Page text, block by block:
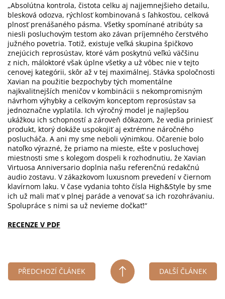
„Absolútna kontrola, čistota celku aj najjemnejšieho detailu,
blesková odozva, rýchlosť kombinovaná s ľahkosťou, celková
plnosť prenášaného pásma. Všetky spomínané atribúty sa
niesli posluchovým testom ako závan príjemného čerstvého
južného povetria. Totiž, existuje veľká skupina špičkovo
znejúcich reprosústav, ktoré vám poskytnú veľkú väčšinu
z nich, máloktoré však úplne všetky a už vôbec nie v tejto
cenovej kategórii, skôr až v tej maximálnej. Stávka spoločnosti
Xavian na použitie bezpochyby tých momentálne
najkvalitnejších meničov v kombinácii s nekompromisným
návrhom výhybky a celkovým konceptom reprosústav sa
jednoznačne vyplatila. Ich výročný model je najlepšou
ukážkou ich schopností a zároveň dôkazom, že vedia priniesť
produkt, ktorý dokáže uspokojiť aj extrémne náročného
poslucháča. A ani my sme neboli výnimkou. Očarenie bolo
natoľko výrazné, že priamo na mieste, ešte v posluchovej
miestnosti sme s kolegom dospeli k rozhodnutiu, že Xavian
Virtuosa Anniversario doplnia našu referenčnú redakčnú
audio zostavu. V zákazkovom luxusnom prevedení v čiernom
klavírnom laku. V čase vydania tohto čísla High&Style by sme
ich už mali mať v plnej paráde a venovať sa ich rozohrávaniu.
Spolupráce s nimi sa už nevieme dočkať!“
RECENZE V PDF
PŘEDCHOZÍ ČLÁNEK DALŠÍ ČLÁNEK